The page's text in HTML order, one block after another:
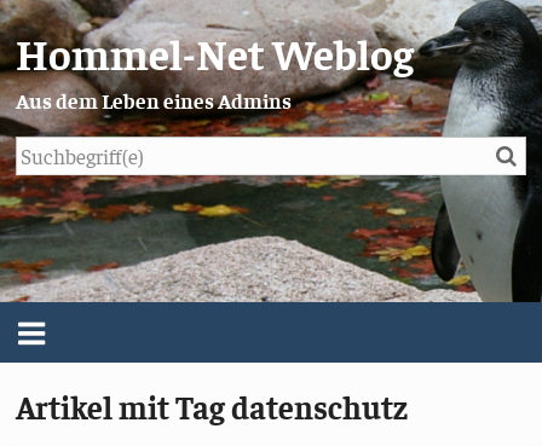
Hommel-Net Weblog
Aus dem Leben eines Admins
Menü
Über mich
Artikel mit Tag datenschutz